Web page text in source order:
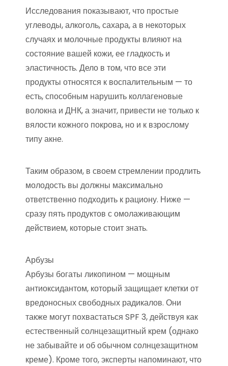
Исследования показывают, что простые
углеводы, алкоголь, сахара, а в некоторых
случаях и молочные продукты влияют на
состояние вашей кожи, ее гладкость и
эластичность. Дело в том, что все эти
продукты относятся к воспалительным — то
есть, способным нарушить коллагеновые
волокна и ДНК, а значит, привести не только к
вялости кожного покрова, но и к взрослому
типу акне.
Таким образом, в своем стремлении продлить
молодость вы должны максимально
ответственно подходить к рациону. Ниже —
сразу пять продуктов с омолаживающим
действием, которые стоит знать.
Арбузы
Арбузы богаты ликопином — мощным
антиоксидантом, который защищает клетки от
вредоносных свободных радикалов. Они
также могут похвастаться SPF 3, действуя как
естественный солнцезащитный крем (однако
не забывайте и об обычном солнцезащитном
креме). Кроме того, эксперты напоминают, что